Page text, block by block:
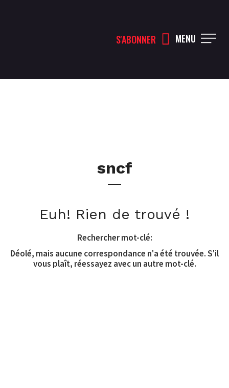
S'ABONNER MENU
sncf
Euh! Rien de trouvé !
Rechercher mot-clé:
Déolé, mais aucune correspondance n'a été trouvée. S'il
vous plaît, réessayez avec un autre mot-clé.